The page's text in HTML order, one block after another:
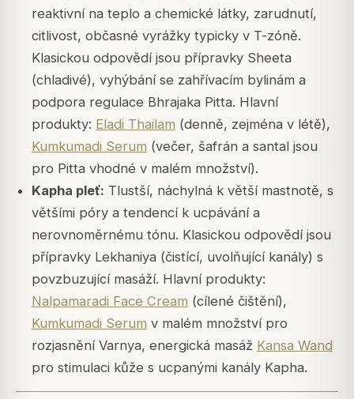
reaktivní na teplo a chemické látky, zarudnutí,
citlivost, občasné vyrážky typicky v T-zóně.
Klasickou odpovědí jsou přípravky Sheeta
(chladivé), vyhýbání se zahřívacím bylinám a
podpora regulace Bhrajaka Pitta. Hlavní
produkty: Eladi Thailam (denně, zejména v létě),
Kumkumadi Serum (večer, šafrán a santal jsou
pro Pitta vhodné v malém množství).
Kapha pleť: Tlustší, náchylná k větší mastnotě, s
většími póry a tendencí k ucpávání a
nerovnoměrnému tónu. Klasickou odpovědí jsou
přípravky Lekhaniya (čistící, uvolňující kanály) s
povzbuzující masáží. Hlavní produkty:
Nalpamaradi Face Cream (cílené čištění),
Kumkumadi Serum v malém množství pro
rozjasnění Varnya, energická masáž Kansa Wand
pro stimulaci kůže s ucpanými kanály Kapha.